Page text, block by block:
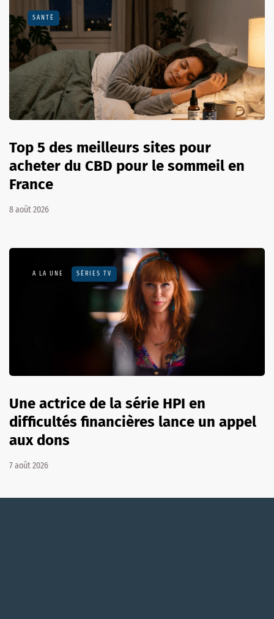
SANTÉ
Top 5 des meilleurs sites pour
acheter du CBD pour le sommeil en
France
8 août 2026
A LA UNE SÉRIES TV
Une actrice de la série HPI en
difficultés financières lance un appel
aux dons
7 août 2026